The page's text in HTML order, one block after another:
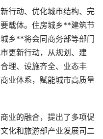
动、优化城市结构、完
载体。住房城乡**建筑节
乡**将会同商务部等部门
更新行动，从规划、建
理、设施齐全、业态丰
业体系，赋能城市高质量
的融合，提出了多项促
化和旅游部产业发展司二